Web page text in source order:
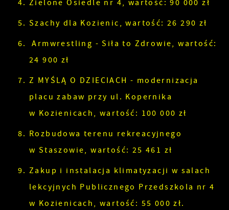
Zielone Osiedle nr 4, wartość: 90 000 zł
Szachy dla Kozienic, wartość: 26 290 zł
Armwrestling - Siła to Zdrowie, wartość:
24 900 zł
Z MYŚLĄ O DZIECIACH - modernizacja
placu zabaw przy ul. Kopernika
w Kozienicach, wartość: 100 000 zł
Rozbudowa terenu rekreacyjnego
w Staszowie, wartość: 25 461 zł
Zakup i instalacja klimatyzacji w salach
lekcyjnych Publicznego Przedszkola nr 4
w Kozienicach, wartość: 55 000 zł.